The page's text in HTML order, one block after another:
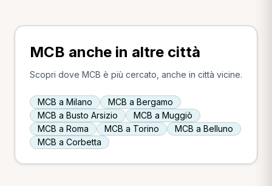
MCB anche in altre città
Scopri dove MCB è più cercato, anche in città vicine.
MCB a Milano
MCB a Bergamo
MCB a Busto Arsizio
MCB a Muggiò
MCB a Roma
MCB a Torino
MCB a Belluno
MCB a Corbetta